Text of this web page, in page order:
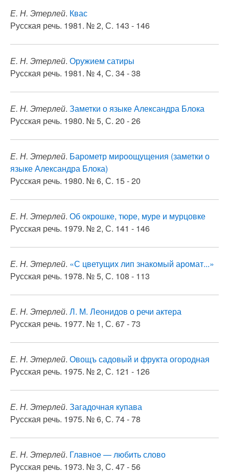
Е. Н. Этерлей. Квас
Русская речь. 1981. № 2, С. 143 - 146
Е. Н. Этерлей. Оружием сатиры
Русская речь. 1981. № 4, С. 34 - 38
Е. Н. Этерлей. Заметки о языке Александра Блока
Русская речь. 1980. № 5, С. 20 - 26
Е. Н. Этерлей. Барометр мироощущения (заметки о
языке Александра Блока)
Русская речь. 1980. № 6, С. 15 - 20
Е. Н. Этерлей. Об окрошке, тюре, муре и мурцовке
Русская речь. 1979. № 2, С. 141 - 146
Е. Н. Этерлей. «С цветущих лип знакомый аромат...»
Русская речь. 1978. № 5, С. 108 - 113
Е. Н. Этерлей. Л. М. Леонидов о речи актера
Русская речь. 1977. № 1, С. 67 - 73
Е. Н. Этерлей. Овощъ садовый и фрукта огородная
Русская речь. 1975. № 2, С. 121 - 126
Е. Н. Этерлей. Загадочная купава
Русская речь. 1975. № 6, С. 74 - 78
Е. Н. Этерлей. Главное — любить слово
Русская речь. 1973. № 3, С. 47 - 56